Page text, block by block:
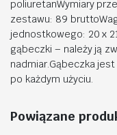
poliuretanWymiary
zestawu: 89
jednostkowego: 20 x
gąbeczki – należy ją
nadmiar.Gąbeczka
po każdym użyciu.
Powiązane